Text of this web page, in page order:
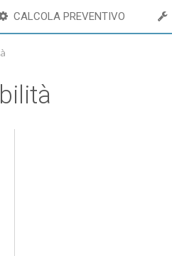
CALCOLA PREVENTIVO